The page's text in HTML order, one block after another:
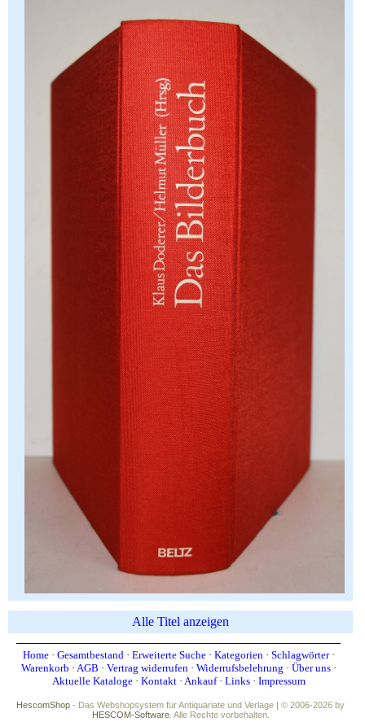
Alle Titel anzeigen
Home· Gesamtbestand· Erweiterte Suche· Kategorien· Schlagwörter·
Warenkorb · AGB · Vertrag widerrufen· Widerrufsbelehrung · Über uns·
Aktuelle Kataloge· Kontakt· Ankauf· Links· Impressum
HescomShop - Das Webshopsystem für Antiquariate und Verlage | © 2006-2026 by
HESCOM-Software. Alle Rechte vorbehalten.